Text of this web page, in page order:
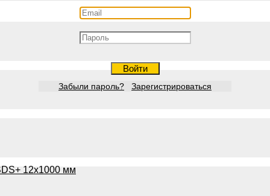
Войти
Забыли пароль? Зарегистрироваться